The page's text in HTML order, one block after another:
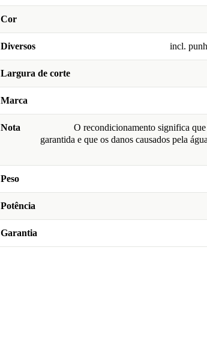
Cor
Diversos incl.
Largura de corte
Marca
Nota
O recondicionamento significa
garantida e que os danos causados pela
Peso
Potência
Garantia